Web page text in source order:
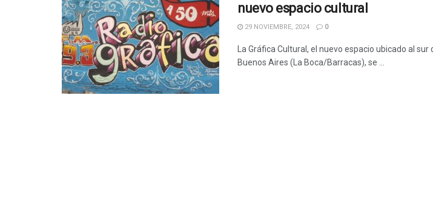
nuevo espacio cultural
29 NOVIEMBRE, 2024 0
La Gráfica Cultural, el nuevo espacio ubicado al sur
Buenos Aires (La Boca/Barracas), se ...